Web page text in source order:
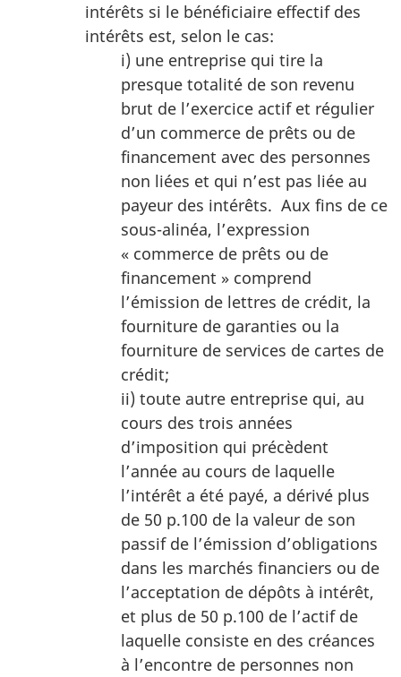
intérêts si le bénéficiaire effectif des
intérêts est, selon le cas:
i) une entreprise qui tire la
presque totalité de son revenu
brut de l’exercice actif et régulier
d’un commerce de prêts ou de
financement avec des personnes
non liées et qui n’est pas liée au
payeur des intérêts. Aux fins de ce
sous-alinéa, l’expression
« commerce de prêts ou de
financement » comprend
l’émission de lettres de crédit, la
fourniture de garanties ou la
fourniture de services de cartes de
crédit;
ii) toute autre entreprise qui, au
cours des trois années
d’imposition qui précèdent
l’année au cours de laquelle
l’intérêt a été payé, a dérivé plus
de 50 p.100 de la valeur de son
passif de l’émission d’obligations
dans les marchés financiers ou de
l’acceptation de dépôts à intérêt,
et plus de 50 p.100 de l’actif de
laquelle consiste en des créances
à l’encontre de personnes non